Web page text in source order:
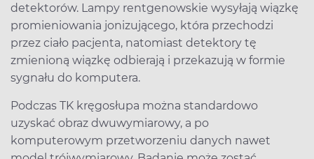
detektorów. Lampy rentgenowskie wysyłają wiązkę
promieniowania jonizującego, która przechodzi
przez ciało pacjenta, natomiast detektory tę
zmienioną wiązkę odbierają i przekazują w formie
sygnału do komputera.
Podczas TK kręgosłupa można standardowo
uzyskać obraz dwuwymiarowy, a po
komputerowym przetworzeniu danych nawet